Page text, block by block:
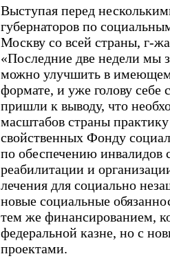
Выступая перед
губернаторов по
Москву со всей страны, г-
«Последние две недели мы
можно улучшить в
формате, и уже голову себе
пришли к выводу, что
масштабов страны
свойственных Фонду
по обеспечению инвалидов
реабилитации и
лечения для социально
новые социальные
тем же финансированием,
федеральной казне, но с
проектами.